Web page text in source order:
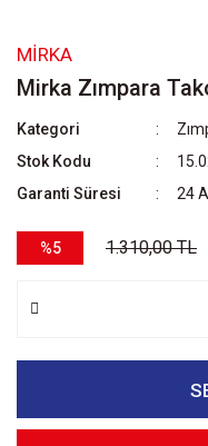
MIRKA
Mirka Zımpara
Kategori
Stok Kodu
Garanti Süresi
24
%5 1.310,00 TL